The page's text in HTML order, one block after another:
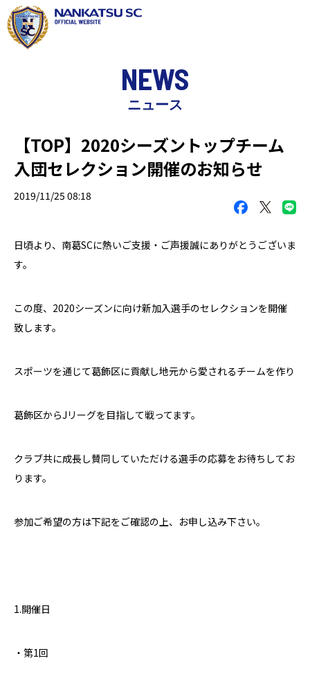
NEWS
ニュース
【TOP】2020シーズントップチーム
入団セレクション開催のお知らせ
2019/11/25 08:18
日頃より、南葛SCに熱いご支援・ご声援誠にありがとうございま
す。
この度、 2020シーズンに向け新加入選手のセレクションを開催
致します。
スポーツを通じて葛飾区に貢献し地元から愛されるチームを作り
葛飾区からJ リーグを目指して戦ってます。
クラブ共に成長し賛同していただける選手の応募をお待ちしてお
ります。
参加ご希望の方は下記をご確認の上、お申し込み下さい。
1.開催日
・第1回